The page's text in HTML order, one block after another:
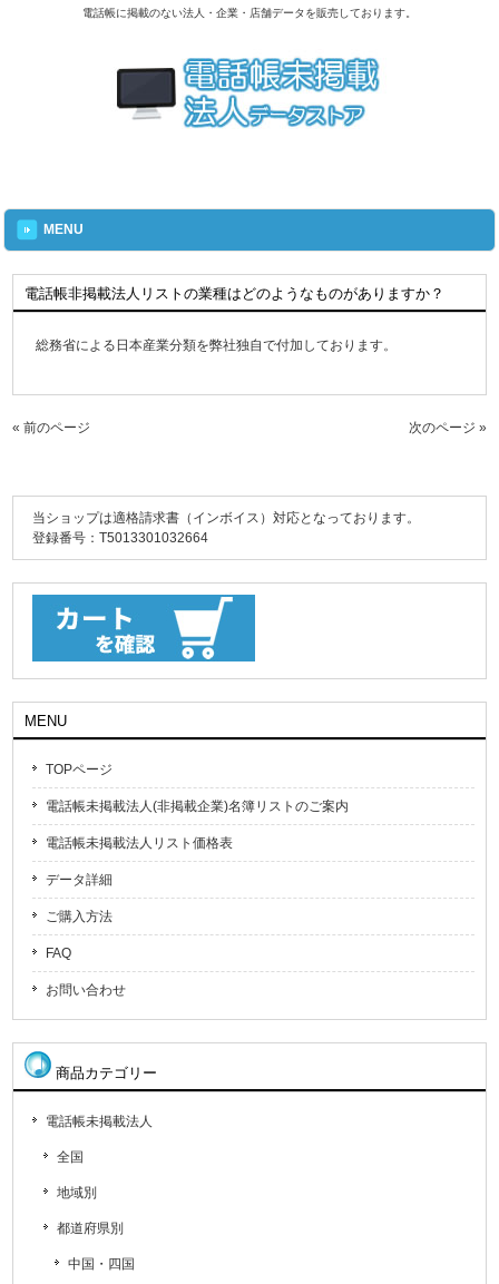
電話帳に掲載のない法人・企業・店舗データを販売しております。
MENU
電話帳非掲載法人リストの業種はどのようなものがありますか？
総務省による日本産業分類を弊社独自で付加しております。
« 前のページ 次のページ »
当ショップは適格請求書（インボイス）対応となっております。
登録番号：T5013301032664
MENU
TOPページ
電話帳未掲載法人(非掲載企業)名簿リストのご案内
電話帳未掲載法人リスト価格表
データ詳細
ご購入方法
FAQ
お問い合わせ
商品カテゴリー
電話帳未掲載法人
全国
地域別
都道府県別
中国・四国